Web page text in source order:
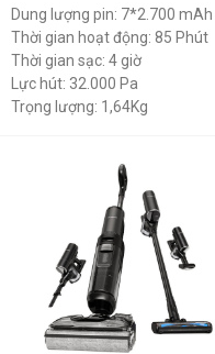
Dung lượng pin: 7*2.700 mAh
Thời gian hoạt động: 85 Phút
Thời gian sạc: 4 giờ
Lực hút: 32.000 Pa
Trọng lượng: 1,64Kg